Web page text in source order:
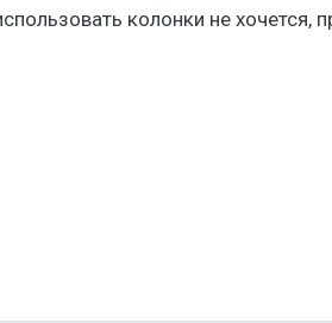
колонки не хочется,